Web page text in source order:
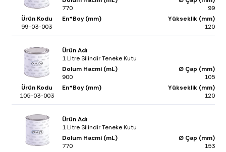
770
99
Ürün Kodu
99-03-003
En*Boy (mm)
Yükseklik (mm)
120
Ürün Adı
1 Litre Silindir Teneke Kutu
Dolum Hacmi (mL)
900
Ø Çap (mm)
105
Ürün Kodu
105-03-003
En*Boy (mm)
Yükseklik (mm)
120
Ürün Adı
1 Litre Silindir Teneke Kutu
Dolum Hacmi (mL)
770
Ø Çap (mm)
153